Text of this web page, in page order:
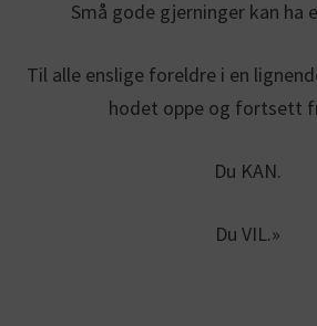
Små gode gjerninger kan ha
Til alle enslige foreldre i en
hodet oppe og fortsett
Du KAN.
Du VIL.»